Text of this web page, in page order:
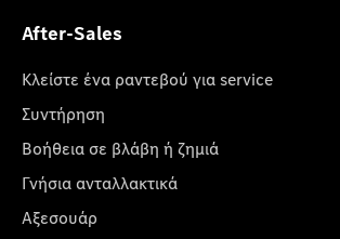
After-Sales
Κλείστε ένα ραντεβού για service
Συντήρηση
Βοήθεια σε βλάβη ή ζημιά
Γνήσια ανταλλακτικά
Αξεσουάρ